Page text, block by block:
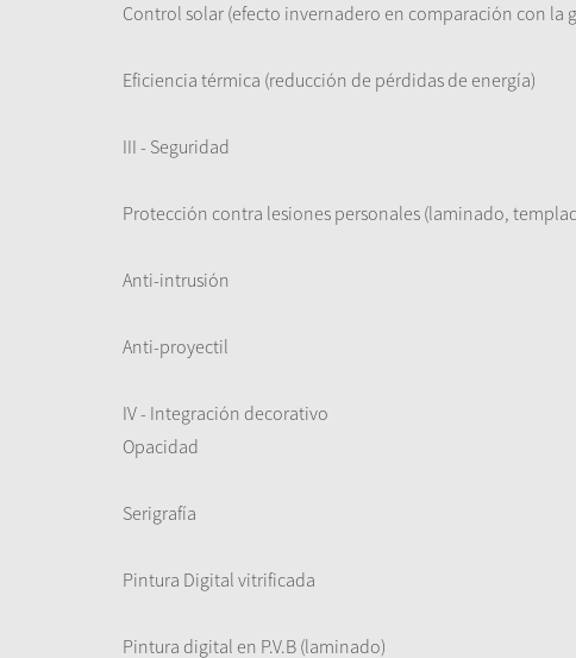
Control solar (efecto invernadero en comparación con la
Eficiencia térmica (reducción de pérdidas de energía)
III - Seguridad
Protección contra lesiones personales (laminado,
Anti-intrusión
Anti-proyectil
IV - Integración decorativo
Opacidad
Serigrafía
Pintura Digital vitrificada
Pintura digital en P.V.B (laminado)